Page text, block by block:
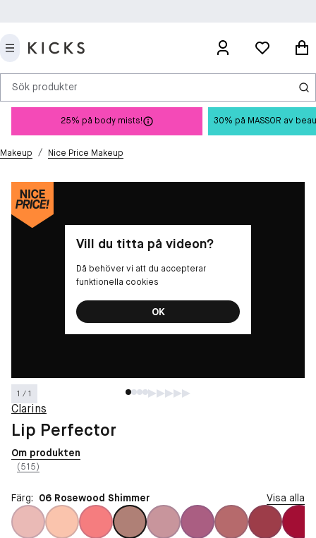
Sök produkter
25% på body mists! 30% på MASSOR av
Makeup / Nice Price Makeup
1 / 1
Vill du titta på videon?
Då behöver vi att du accepterar
funktionella cookies
OK
Clarins
Lip Perfector
Om produkten
(515)
Färg: 06 Rosewood Shimmer Visa alla